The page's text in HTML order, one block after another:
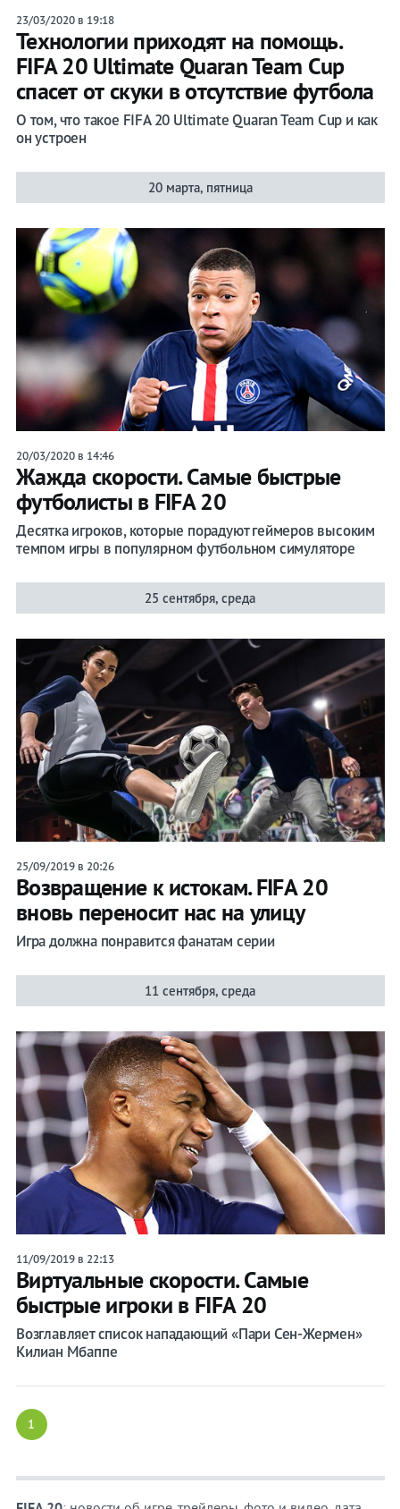
23/03/2020 в 19:18
Технологии приходят на помощь.
FIFA 20 Ultimate Quaran Team Cup
спасет от скуки в отсутствие футбола
О том, что такое FIFA 20 Ultimate Quaran Team Cup и как
он устроен
20 марта, пятница
20/03/2020 в 14:46
Жажда скорости. Самые быстрые
футболисты в FIFA 20
Десятка игроков, которые порадуют геймеров высоким
темпом игры в популярном футбольном симуляторе
25 сентября, среда
25/09/2019 в 20:26
Возвращение к истокам. FIFA 20
вновь переносит нас на улицу
Игра должна понравится фанатам серии
11 сентября, среда
11/09/2019 в 22:13
Виртуальные скорости. Самые
быстрые игроки в FIFA 20
Возглавляет список нападающий «Пари Сен-Жермен»
Килиан Мбаппе
1